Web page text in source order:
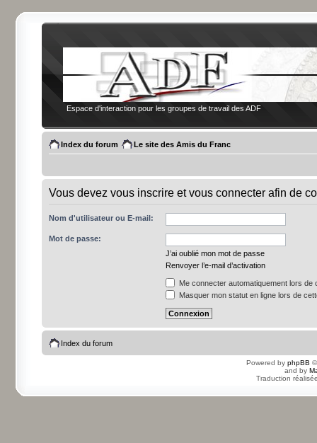
Espace d'interaction pour les groupes de travail des ADF
Index du forum Le site des Amis du Franc
Vous devez vous inscrire et vous connecter afin de
Nom d'utilisateur ou E-mail:
Mot de passe:
J’ai oublié mon mot de passe
Renvoyer l’e-mail d’activation
Me connecter automatiquement lors de
Masquer mon statut en ligne lors de
Index du forum
Powered by phpBB
and by
Traduction